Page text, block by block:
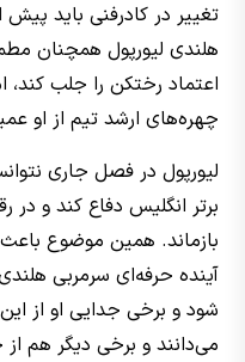
تغییر در کادرفنی باید
هلندی لیورپول همچنان
اعتماد رختکن را جلب کند،
چهره‌های ارشد تیم از او
لیورپول در فصل جاری
برتر انگلیس دفاع کند و
بازماند. همین موضوع
آینده حرفه‌ای سرمربی
شود و برخی جدایی او از
می‌دانند و برخی دیگر هم